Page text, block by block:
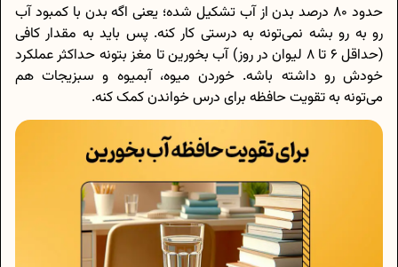
حدود 80 درصد بدن از آب تشکیل شده؛ یعنی اگه بدن با کمبود آب
رو به‌ رو بشه نمی‌تونه به درستی کار کنه. پس باید به مقدار کافی
(حداقل 6 تا 8 لیوان در روز) آب بخورین تا مغز بتونه حداکثر عملکرد
خودش رو داشته باشه. خوردن میوه، آبمیوه و سبزیجات هم
می‌تونه به تقویت حافظه برای درس خواندن کمک کنه.